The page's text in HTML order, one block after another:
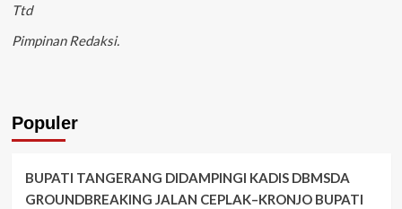
Ttd
Pimpinan Redaksi.
Populer
BUPATI TANGERANG DIDAMPINGI KADIS DBMSDA
GROUNDBREAKING JALAN CEPLAK–KRONJO BUPATI